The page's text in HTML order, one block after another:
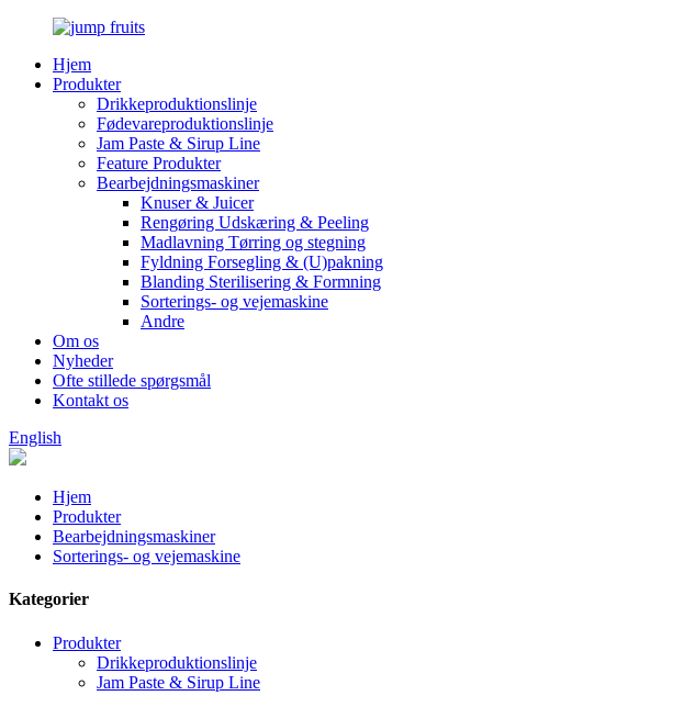
Hjem
Produkter
Drikkeproduktionslinje
Fødevareproduktionslinje
Jam Paste & Sirup Line
Feature Produkter
Bearbejdningsmaskiner
Knuser & Juicer
Rengøring Udskæring & Peeling
Madlavning Tørring og stegning
Fyldning Forsegling & (U)pakning
Blanding Sterilisering & Formning
Sorterings- og vejemaskine
Andre
Om os
Nyheder
Ofte stillede spørgsmål
Kontakt os
English
Hjem
Produkter
Bearbejdningsmaskiner
Sorterings- og vejemaskine
Kategorier
Produkter
Drikkeproduktionslinje
Jam Paste & Sirup Line